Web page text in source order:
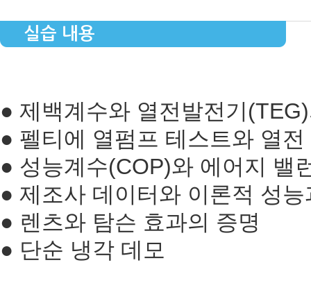
실습 내용
● 제백계수와 열전발전기
● 펠티에 열펌프 테스트와 열
● 성능계수(COP)와 에어지 밸
● 제조사 데이터와 이론적 성
● 렌츠와 탐슨 효과의 증명
● 단순 냉각 데모